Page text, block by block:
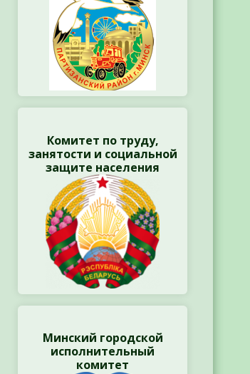
Комитет по труду,
занятости и социальной
защите населения
Минский городской
исполнительный
комитет